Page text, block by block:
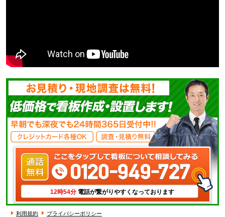
12時54分 電話が繋がりやすくなっております
利用規約 プライバシーポリシー